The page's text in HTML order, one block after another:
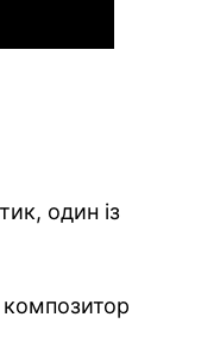
один із